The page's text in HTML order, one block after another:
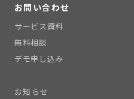
お問い合わせ
サービス資料
無料相談
デモ申し込み
お知らせ